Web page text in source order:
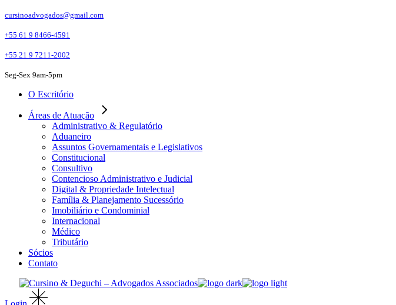
Skip
the
cursinoadvogados@gmail.com
+55 61 9 8466-4591
+55 21 9 7211-2002
Seg-Sex 9am-5pm
O Escritório
Áreas de Atuação
Administrativo & Regulatório
Aduaneiro
Assuntos Governamentais e Legislativos
Constitucional
Consultivo
Contencioso Administrativo e Judicial
Digital & Propriedade Intelectual
Família & Planejamento Sucessório
Imobiliário e Condominial
Internacional
Médico
Tributário
Sócios
Contato